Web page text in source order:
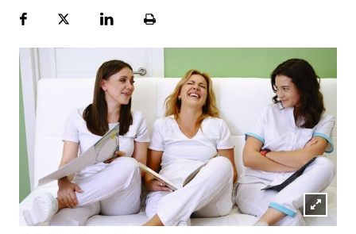
FacebookPlattformLinekdInSeite
Lightbox